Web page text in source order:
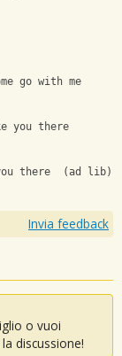
go with me
you there
there  (ad lib)
Invia feedback
o vuoi
discussione!